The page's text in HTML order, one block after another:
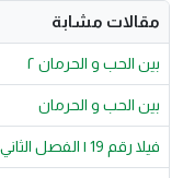
مقالات مشابة
بين الحب و الحرمان ٢
بين الحب و الحرمان
فيلا رقم 19 | الفصل الثاني: الغرفة التي لا يجرؤ أحد على فتحها